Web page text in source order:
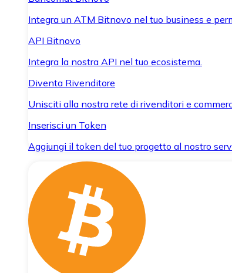
Integra un ATM Bitnovo nel tuo business e
API Bitnovo
Integra la nostra API nel tuo ecosistema.
Diventa Rivenditore
Unisciti alla nostra rete di rivenditori e
Inserisci un Token
Aggiungi il token del tuo progetto al nostro